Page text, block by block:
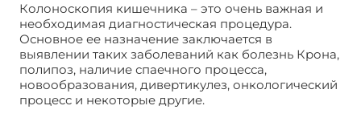
Колоноскопия кишечника – это очень важная и
необходимая диагностическая процедура.
Основное ее назначение заключается в
выявлении таких заболеваний как болезнь Крона,
полипоз, наличие спаечного процесса,
новообразования, дивертикулез, онкологический
процесс и некоторые другие.